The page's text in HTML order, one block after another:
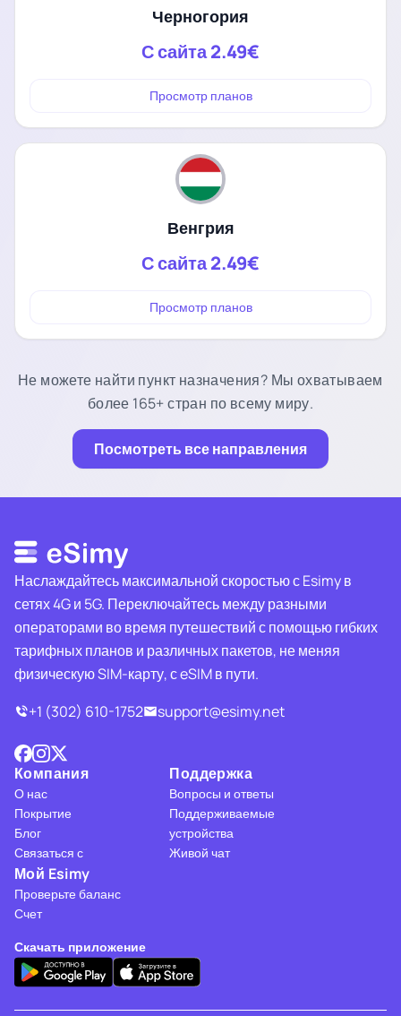
Черногория
С сайта2.49€
Просмотр планов
Венгрия
С сайта2.49€
Просмотр планов
Не можете найти пункт назначения? Мы охватываем
более 165+ стран по всему миру.
Посмотреть все направления
Наслаждайтесь максимальной скоростью с Esimy в
сетях 4G и 5G. Переключайтесь между разными
операторами во время путешествий с помощью гибких
тарифных планов и различных пакетов, не меняя
физическую SIM-карту, с eSIM в пути.
+1 (302) 610-1752
support@esimy.net
Компания
О нас
Покрытие
Блог
Связаться с
Поддержка
Вопросы и ответы
Поддерживаемые
устройства
Живой чат
Мой Esimy
Проверьте баланс
Счет
Скачать приложение